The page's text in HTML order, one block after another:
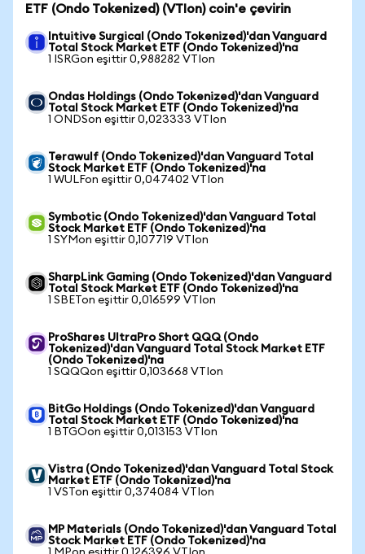
ETF (Ondo Tokenized) (VTIon) coin'e çevirin
Intuitive Surgical (Ondo Tokenized)'dan Vanguard
Total Stock Market ETF (Ondo Tokenized)'na
1 ISRGon eşittir 0,988282 VTIon
Ondas Holdings (Ondo Tokenized)'dan Vanguard
Total Stock Market ETF (Ondo Tokenized)'na
1 ONDSon eşittir 0,023333 VTIon
Terawulf (Ondo Tokenized)'dan Vanguard Total
Stock Market ETF (Ondo Tokenized)'na
1 WULFon eşittir 0,047402 VTIon
Symbotic (Ondo Tokenized)'dan Vanguard Total
Stock Market ETF (Ondo Tokenized)'na
1 SYMon eşittir 0,107719 VTIon
SharpLink Gaming (Ondo Tokenized)'dan Vanguard
Total Stock Market ETF (Ondo Tokenized)'na
1 SBETon eşittir 0,016599 VTIon
ProShares UltraPro Short QQQ (Ondo
Tokenized)'dan Vanguard Total Stock Market ETF
(Ondo Tokenized)'na
1 SQQQon eşittir 0,103668 VTIon
BitGo Holdings (Ondo Tokenized)'dan Vanguard
Total Stock Market ETF (Ondo Tokenized)'na
1 BTGOon eşittir 0,013153 VTIon
Vistra (Ondo Tokenized)'dan Vanguard Total Stock
Market ETF (Ondo Tokenized)'na
1 VSTon eşittir 0,374084 VTIon
MP Materials (Ondo Tokenized)'dan Vanguard Total
Stock Market ETF (Ondo Tokenized)'na